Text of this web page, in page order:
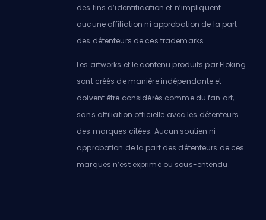
des fins d’identification et n’impliquent
aucune affiliation ni approbation de la part
des détenteurs de ces trademarks.
Les artworks et le contenu produits par Eloking
sont créés de manière indépendante et
doivent être considérés comme du fan art,
sans affiliation officielle avec les détenteurs
des marques citées. Aucun soutien ni
approbation de la part des détenteurs de ces
marques n’est exprimé ou sous-entendu.